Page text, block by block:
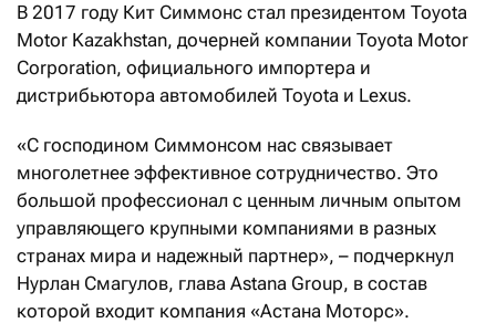
В 2017 году Кит Симмонс стал президентом Toyota
Motor Kazakhstan, дочерней компании Toyota Motor
Corporation, официального импортера и
дистрибьютора автомобилей Toyota и Lexus.
«С господином Симмонсом нас связывает
многолетнее эффективное сотрудничество. Это
большой профессионал с ценным личным опытом
управляющего крупными компаниями в разных
странах мира и надежный партнер», – подчеркнул
Нурлан Смагулов, глава Astana Group, в состав
которой входит компания «Астана Моторс».